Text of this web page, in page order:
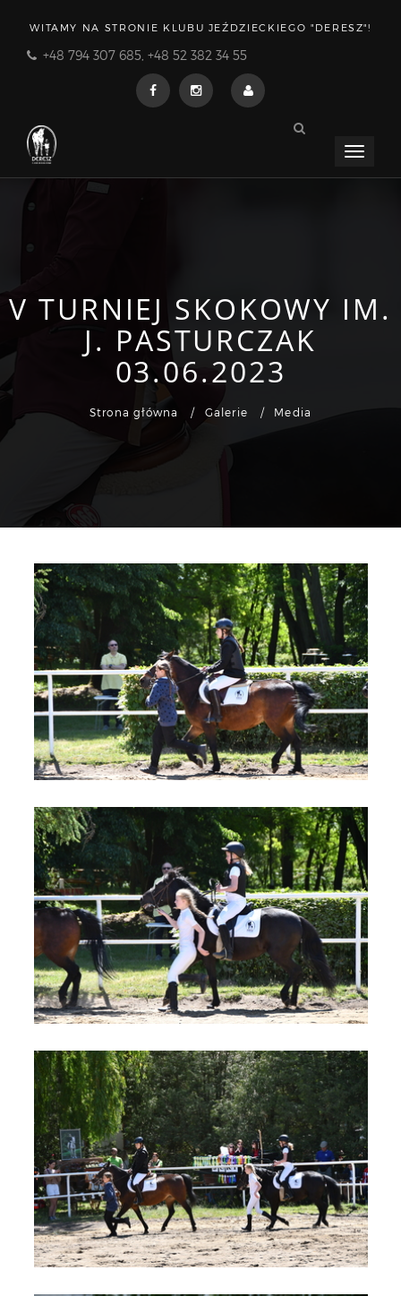
WITAMY NA STRONIE KLUBU JEŹDZIECKIEGO "DERESZ"!
+48 794 307 685, +48 52 382 34 55
Menu
V TURNIEJ SKOKOWY IM.
J. PASTURCZAK
03.06.2023
Strona główna Galerie Media